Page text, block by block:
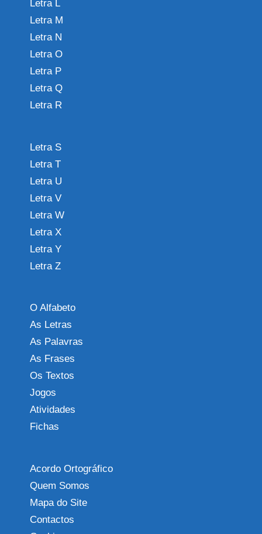
Letra L
Letra M
Letra N
Letra O
Letra P
Letra Q
Letra R
Letra S
Letra T
Letra U
Letra V
Letra W
Letra X
Letra Y
Letra Z
O Alfabeto
As Letras
As Palavras
As Frases
Os Textos
Jogos
Atividades
Fichas
Acordo Ortográfico
Quem Somos
Mapa do Site
Contactos